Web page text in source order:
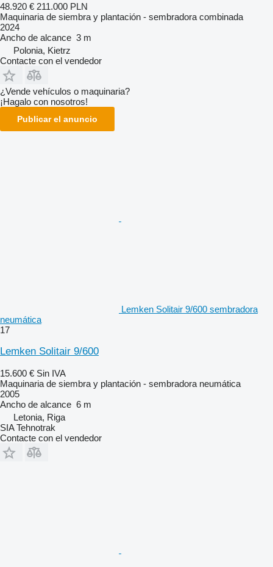
48.920 € 211.000 PLN
Maquinaria de siembra y plantación - sembradora combinada
2024
Ancho de alcance 3 m
Polonia, Kietrz
Contacte con el vendedor
¿Vende vehículos o maquinaria?
¡Hagalo con nosotros!
Publicar el anuncio
Lemken Solitair 9/600 sembradora
neumática
17
Lemken Solitair 9/600
15.600 € Sin IVA
Maquinaria de siembra y plantación - sembradora neumática
2005
Ancho de alcance 6 m
Letonia, Riga
SIA Tehnotrak
Contacte con el vendedor